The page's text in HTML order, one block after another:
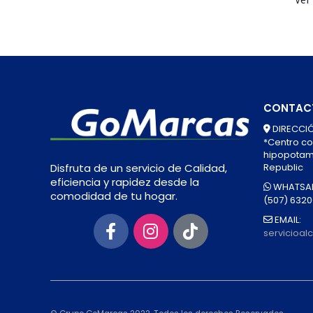
Disfruta de un servicio de Calidad,
eficiencia y rapidez desde la
comodidad de tu hogar.
*Centro
Republic
(507)
EMAIL: